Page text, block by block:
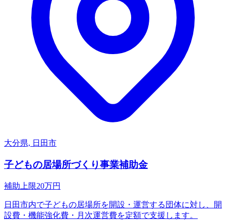
大分県, 日田市
子どもの居場所づくり事業補助金
補助上限20万円
日田市内で子どもの居場所を開設・運営する団体に対し、開
設費・機能強化費・月次運営費を定額で支援します。